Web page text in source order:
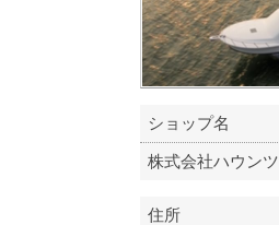
ショップ名
株式会社ハウンツ
住所